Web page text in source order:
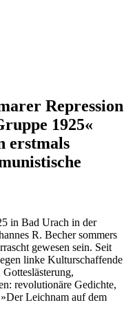
Repression
1925«
erstmals
in Bad Urach in der
R. Becher sommers
gewesen sein. Seit
linke Kulturschaffende
revolutionäre Gedichte,
Leichnam auf dem